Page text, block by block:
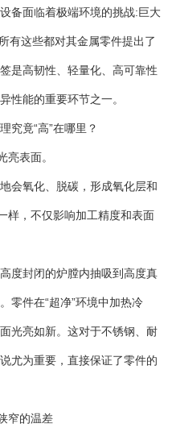
备面临着极端环境的挑战:巨大
有这些都对其金属零件提出了
是高韧性、轻量化、高可靠性
性能的重要环节之一。
究竟“高”在哪里？
亮表面。
会氧化、脱碳，形成氧化层和
样，不仅影响加工精度和表面
度封闭的炉膛内抽吸到高度真
零件在“超净”环境中加热冷
光亮如新。这对于不锈钢、耐
尤为重要，直接保证了零件的
窄的温差